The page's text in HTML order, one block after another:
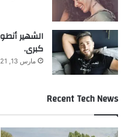
يمكنك دائمًا أن
إعداد تذكير لإلغاء
وعندما يتولى شات
الإلكتروني
الشهير
كبرى.
مارس 13, 2021
Recent Tech News